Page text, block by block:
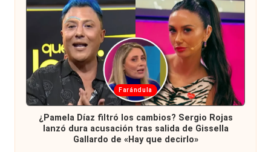
Publicada
en
Farándula
¿Pamela Díaz filtró los cambios? Sergio Rojas
lanzó dura acusación tras salida de Gissella
Gallardo de «Hay que decirlo»